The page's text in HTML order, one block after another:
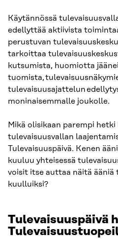
Käytännössä
edellyttää aktiivista
perustuvan
tarkoittaa
kutsumista, huomiotta
tuomista,
tulevaisuusajattelun
moninaisemmalle joukolle.
Mikä olisikaan parempi
tulevaisuusvallan
Tulevaisuuspäivä. Kenen
kuuluu yhteisessä
voisit itse auttaa näitä ääniä
kuulluiksi?
Tulevaisuuspäivä